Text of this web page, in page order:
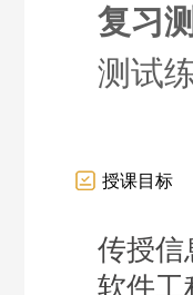
复习
测试
授课目标
传授信
软件工